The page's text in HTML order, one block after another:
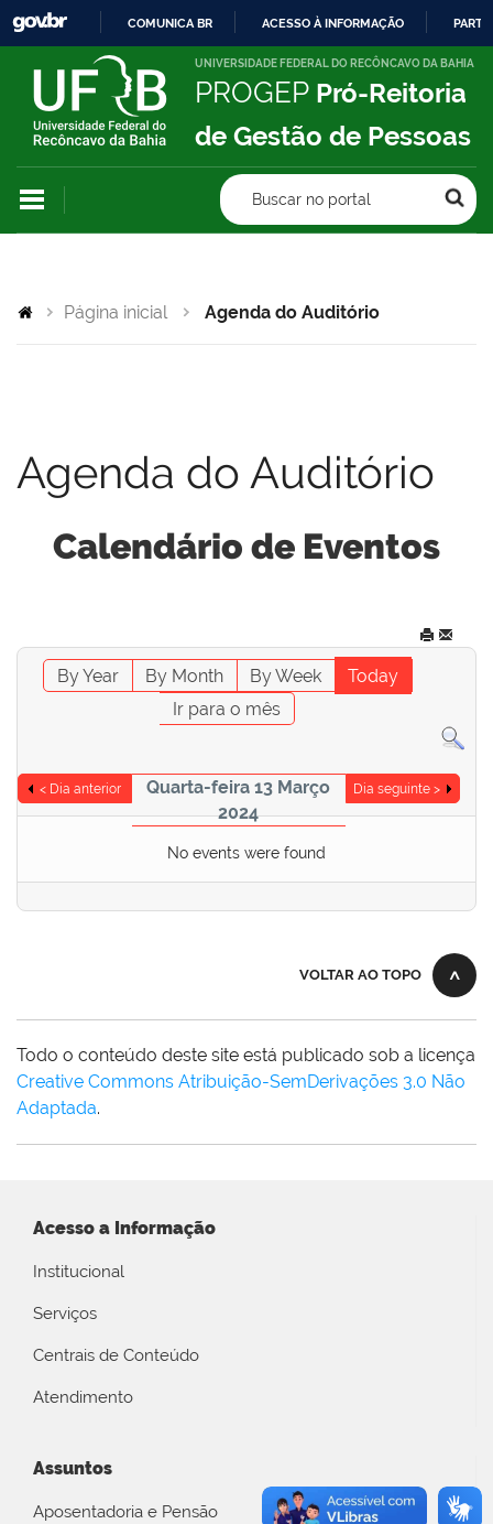
IR
PARA
CONTEÚDO
COMUNICA BR ACESSO À INFORMAÇÃO
UNIVERSIDADE FEDERAL DO RECÔNCAVO DA BAHIA
PROGEP Pró-Reitoria
de Gestão de Pessoas
Buscar no portal
Página inicial Agenda do Auditório
Agenda do Auditório
Calendário de Eventos
By Year By Month By Week
Today
Ir para o mês
< Dia anterior
Quarta-feira 13 Março
2024
Dia seguinte >
No events were found
VOLTAR AO TOPO
Todo o conteúdo deste site está publicado sob a licença
Creative Commons Atribuição-SemDerivações 3.0 Não
Adaptada.
Acesso a Informação
Institucional
Serviços
Centrais de Conteúdo
Atendimento
Assuntos
Aposentadoria e Pensão